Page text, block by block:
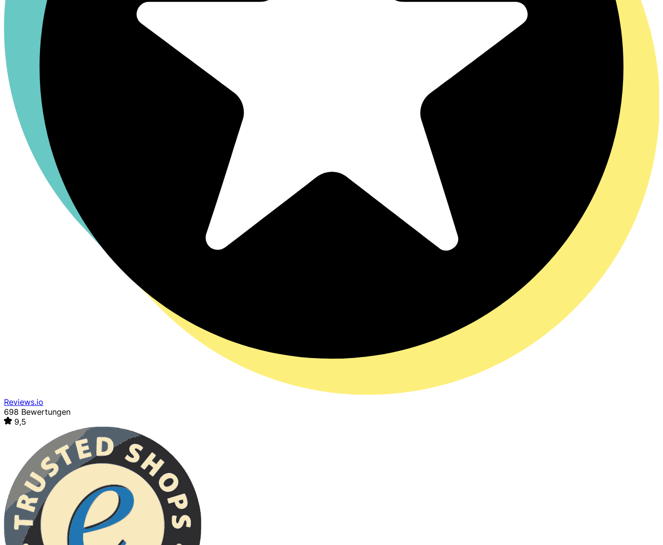
Reviews.io
698 Bewertungen
9,5